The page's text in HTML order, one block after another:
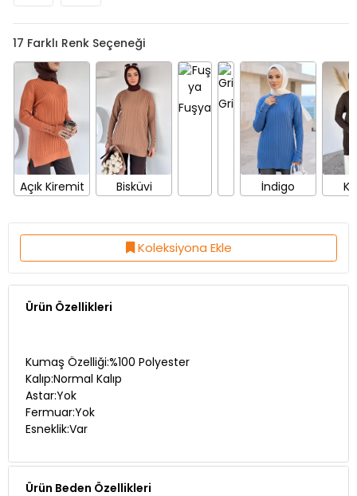
17 Farklı Renk Seçeneği
Açık Kiremit Bisküvi
Fuşya Gri
İndigo
Koleksiyona Ekle
Ürün Özellikleri
Kumaş Özelliği:%100 Polyester
Kalıp:Normal Kalıp
Astar:Yok
Fermuar:Yok
Esneklik:Var
Ürün Beden Özellikleri